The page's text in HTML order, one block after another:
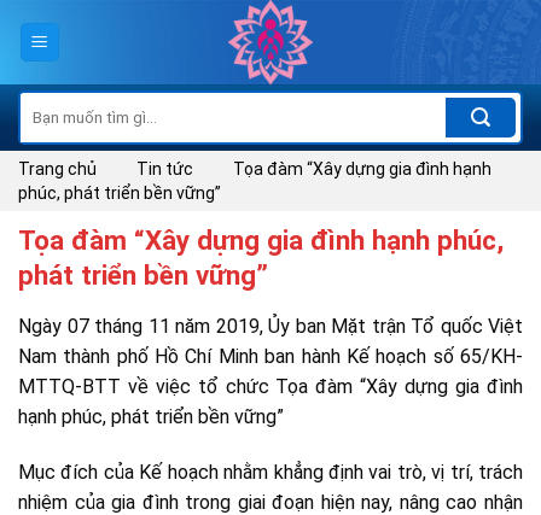
kiếm:
Trang chủ Tin tức
Tọa đàm “Xây dựng gia đình hạnh
phúc, phát triển bền vững”
Tọa đàm “Xây dựng gia đình hạnh phúc,
phát triển bền vững”
Ngày 07 tháng 11 năm 2019, Ủy ban Mặt trận Tổ quốc Việt
Nam thành phố Hồ Chí Minh ban hành Kế hoạch số 65/KH-
MTTQ-BTT về việc tổ chức Tọa đàm “Xây dựng gia đình
hạnh phúc, phát triển bền vững”
Mục đích của Kế hoạch nhằm khẳng định vai trò, vị trí, trách
nhiệm của gia đình trong giai đoạn hiện nay, nâng cao nhận